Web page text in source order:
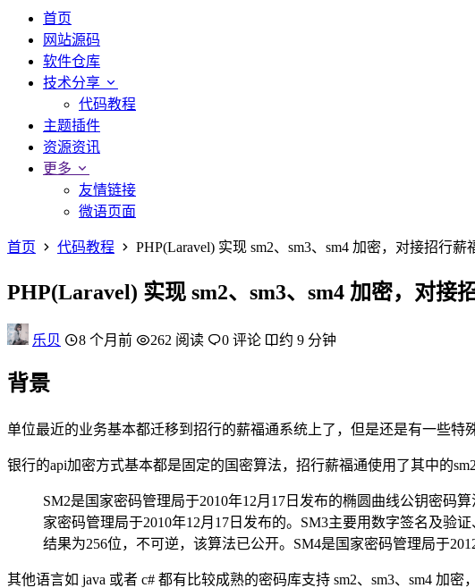
首页
网站源码
软件仓库
技术分享
代码教程
主题插件
资源资讯
更多
友情链接
微语页面
首页 代码教程 PHP(Laravel) 实现 sm2、sm3、sm4 加密，对接招行薪
PHP(Laravel) 实现 sm2、sm3、sm4 加密，对接
乐贝 8 个月前 262 阅读 0 评论 约 9 分钟
背景
单位最近的业务基本都迁移到招行的薪福通系统上了，但是还是有一些特
银行的api加密方式基本都是固定的国密算法，招行薪福通使用了其中的
SM2是国家密码管理局于2010年12月17日发布的椭圆曲线公钥密码
家密码管理局于2010年12月17日发布的。SM3主要用数字签名及验
结果为256位，不可逆，该算法已公开。SM4是国家密码管理局于
其他语言如 java 或者 c# 都有比较成熟的密码库支持 sm2、sm3、sm4 加